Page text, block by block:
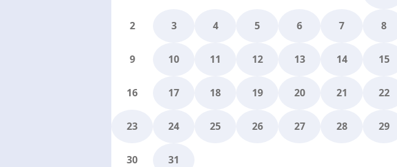
2 3 4 5 6 7 8
9 10 11 12 13 14 15
16 17 18 19 20 21 22
23 24 25 26 27 28 29
30 31